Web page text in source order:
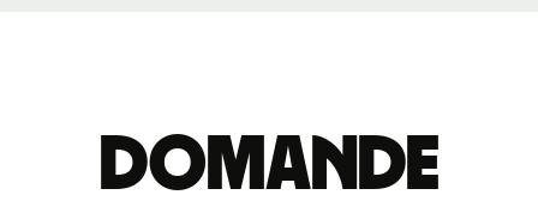
Domande